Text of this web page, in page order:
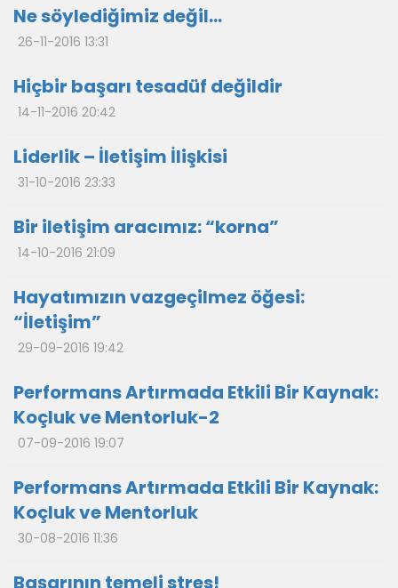
Ne söylediğimiz değil…
26-11-2016 13:31
Hiçbir başarı tesadüf değildir
14-11-2016 20:42
Liderlik – İletişim İlişkisi
31-10-2016 23:33
Bir iletişim aracımız: “korna”
14-10-2016 21:09
Hayatımızın vazgeçilmez öğesi:
“İletişim”
29-09-2016 19:42
Performans Artırmada Etkili Bir Kaynak:
Koçluk ve Mentorluk-2
07-09-2016 19:07
Performans Artırmada Etkili Bir Kaynak:
Koçluk ve Mentorluk
30-08-2016 11:36
Başarının temeli stres!